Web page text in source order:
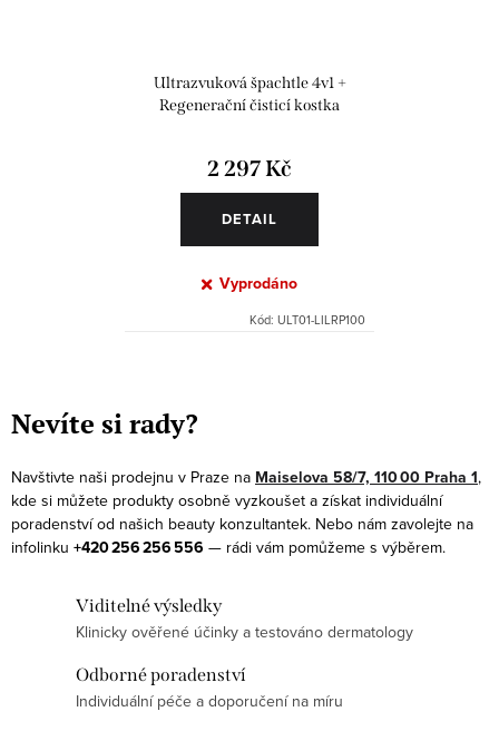
Ultrazvuková špachtle 4v1 +
Regenerační čisticí kostka
2 297 Kč
DETAIL
Vyprodáno
Kód: ULT01-LILRP100
v
l
á
d
a
c
Nevíte si rady?
Navštivte naši prodejnu v Praze na Maiselova 58/7, 110 00 Praha 1,
kde si můžete produkty osobně vyzkoušet a získat individuální
poradenství od našich beauty konzultantek. Nebo nám zavolejte na
infolinku +420 256 256 556 — rádi vám pomůžeme s výběrem.
Viditelné výsledky
Klinicky ověřené účinky a testováno dermatology
Odborné poradenství
Individuální péče a doporučení na míru